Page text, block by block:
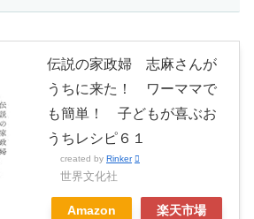
伝説の家政婦 志麻さんが
うちに来た！ ワーママで
も簡単！ 子どもが喜ぶお
うちレシピ６１
created by Rinker
世界文化社
Amazon 楽天市場